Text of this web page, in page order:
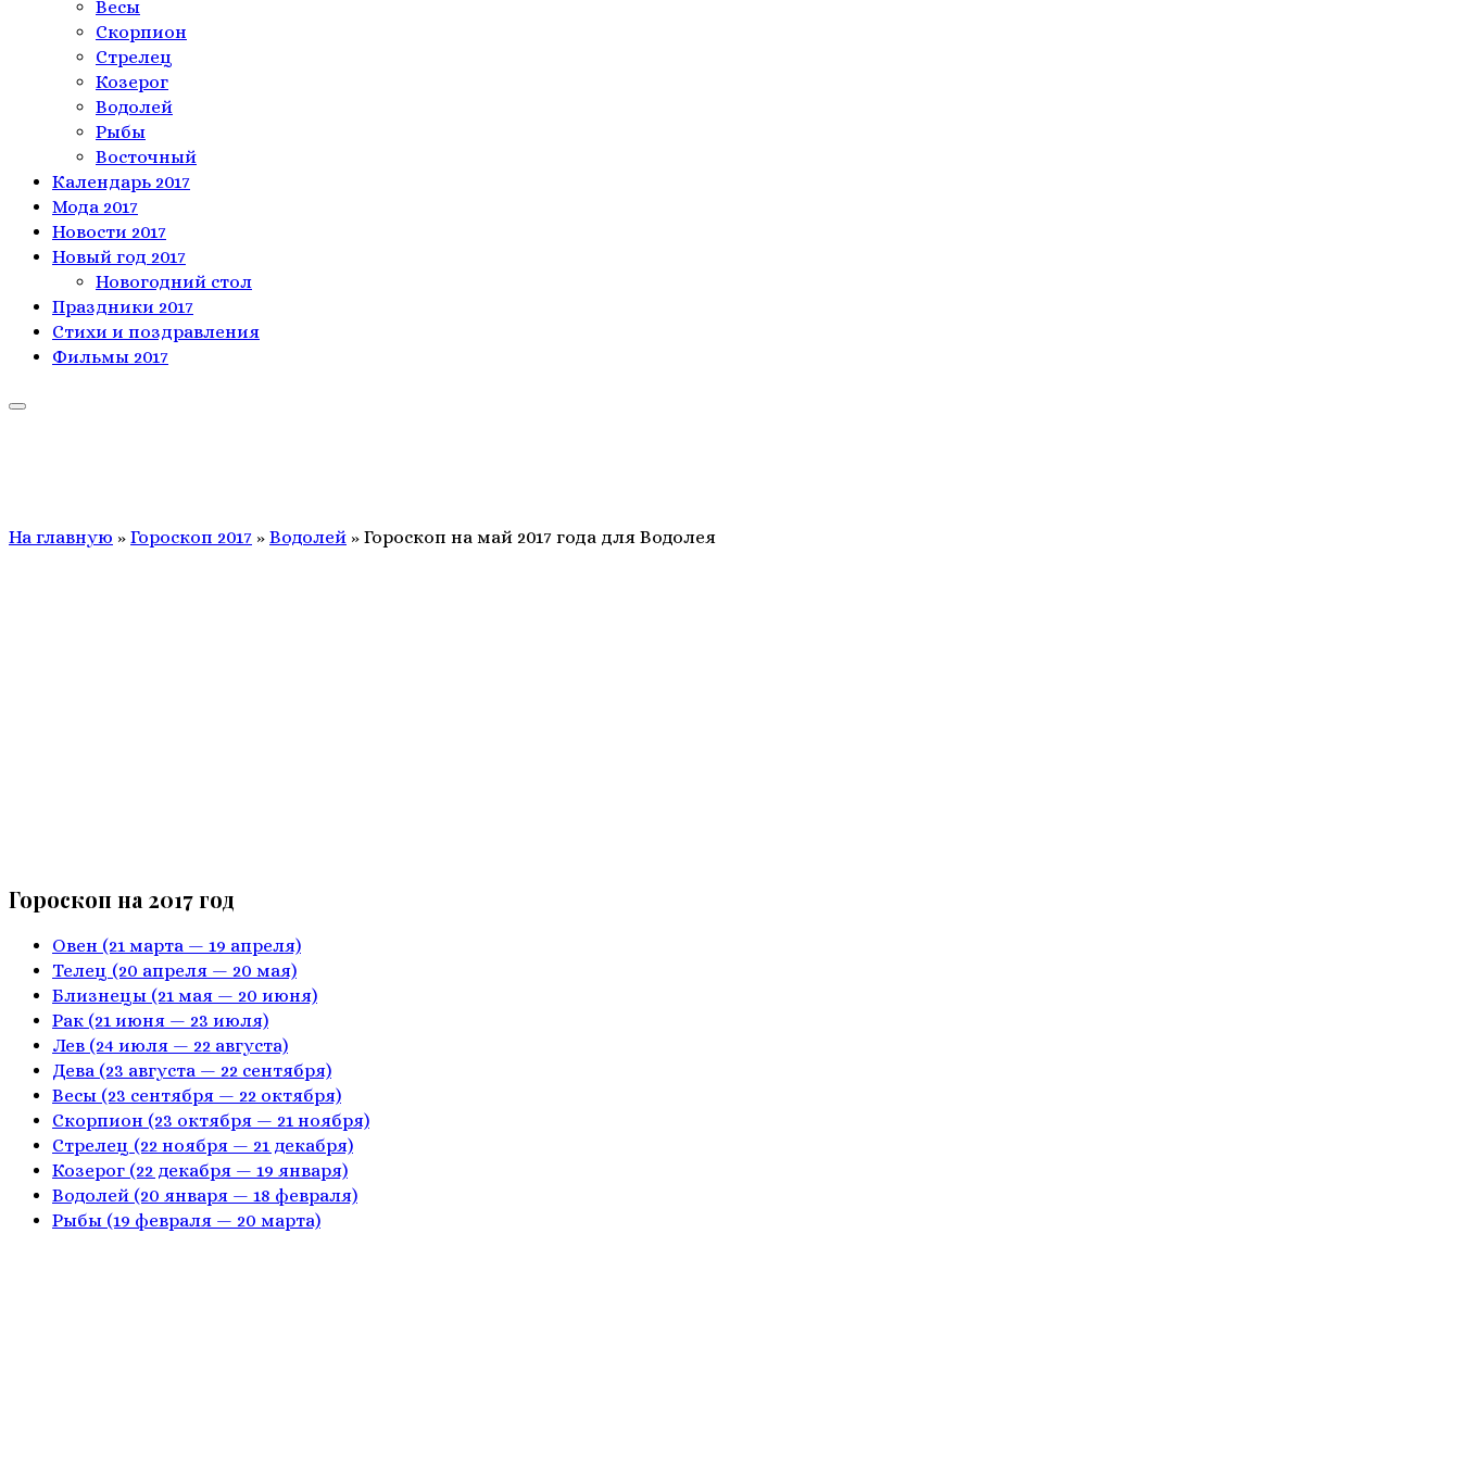
Весы
Скорпион
Стрелец
Козерог
Водолей
Рыбы
Восточный
Календарь 2017
Мода 2017
Новости 2017
Новый год 2017
Новогодний стол
Праздники 2017
Стихи и поздравления
Фильмы 2017
На главную » Гороскоп 2017 » Водолей » Гороскоп на май 2017 года для Водолея
Гороскоп на 2017 год
Овен (21 марта — 19 апреля)
Телец (20 апреля — 20 мая)
Близнецы (21 мая — 20 июня)
Рак (21 июня — 23 июля)
Лев (24 июля — 22 августа)
Дева (23 августа — 22 сентября)
Весы (23 сентября — 22 октября)
Скорпион (23 октября — 21 ноября)
Стрелец (22 ноября — 21 декабря)
Козерог (22 декабря — 19 января)
Водолей (20 января — 18 февраля)
Рыбы (19 февраля — 20 марта)